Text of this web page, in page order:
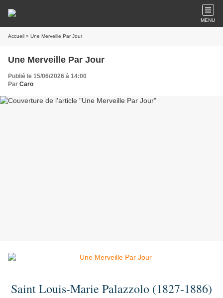
MENU
Accueil » Une Merveille Par Jour
Une Merveille Par Jour
Publié le 15/06/2026 à 14:00
Par Caro
Saint Louis-Marie Palazzolo (1827-1886)